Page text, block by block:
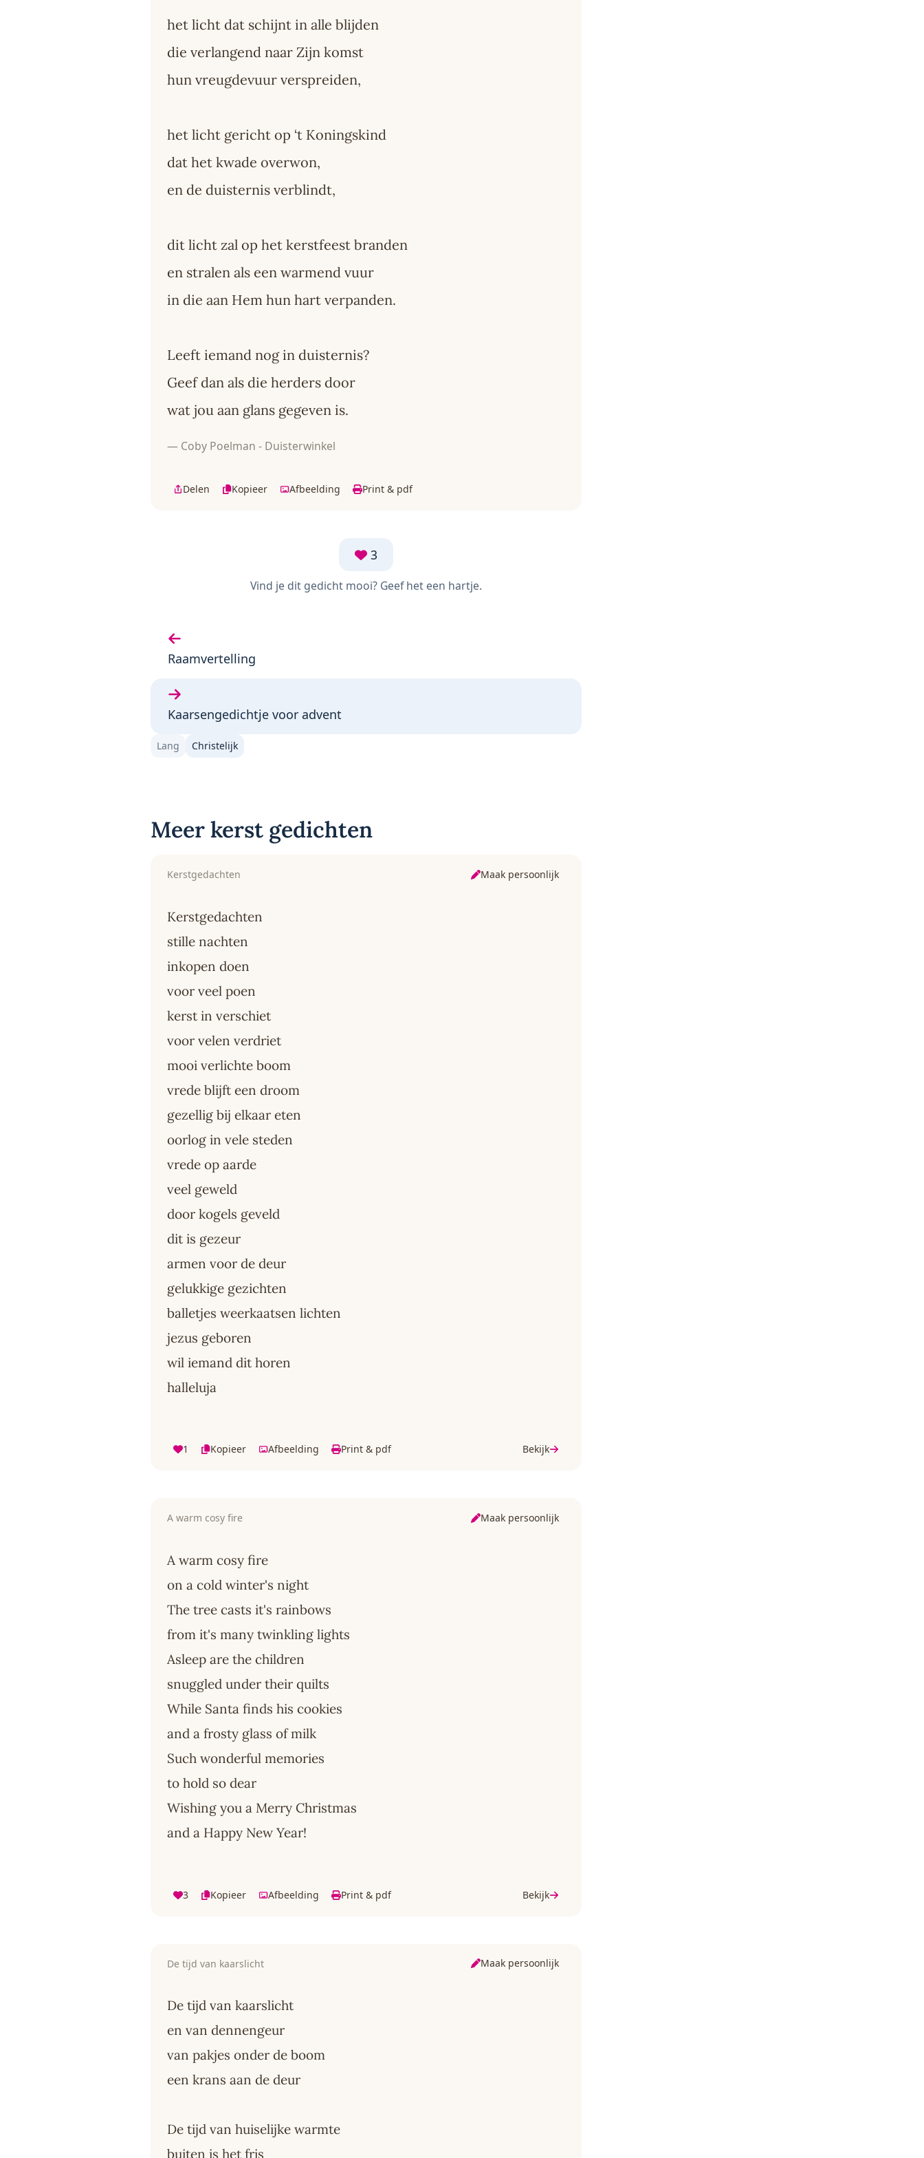
het licht dat schijnt in alle blijden
die verlangend naar Zijn komst
hun vreugdevuur verspreiden,
het licht gericht op ‘t Koningskind
dat het kwade overwon,
en de duisternis verblindt,
dit licht zal op het kerstfeest branden
en stralen als een warmend vuur
in die aan Hem hun hart verpanden.
Leeft iemand nog in duisternis?
Geef dan als die herders door
wat jou aan glans gegeven is.
— Coby Poelman - Duisterwinkel
Delen Kopieer Afbeelding Print & pdf
3
Vind je dit gedicht mooi? Geef het een hartje.
Vorige gedicht:
Raamvertelling
Volgende gedicht:
Kaarsengedichtje voor advent
Lang Christelijk
Meer kerst gedichten
Kerstgedachten Maak persoonlijk
Kerstgedachten
stille nachten
inkopen doen
voor veel poen
kerst in verschiet
voor velen verdriet
mooi verlichte boom
vrede blijft een droom
gezellig bij elkaar eten
oorlog in vele steden
vrede op aarde
veel geweld
door kogels geveld
dit is gezeur
armen voor de deur
gelukkige gezichten
balletjes weerkaatsen lichten
jezus geboren
wil iemand dit horen
halleluja
1 Kopieer Afbeelding Print & pdf Bekijk
A warm cosy fire Maak persoonlijk
A warm cosy fire
on a cold winter's night
The tree casts it's rainbows
from it's many twinkling lights
Asleep are the children
snuggled under their quilts
While Santa finds his cookies
and a frosty glass of milk
Such wonderful memories
to hold so dear
Wishing you a Merry Christmas
and a Happy New Year!
3 Kopieer Afbeelding Print & pdf Bekijk
De tijd van kaarslicht Maak persoonlijk
De tijd van kaarslicht
en van dennengeur
van pakjes onder de boom
een krans aan de deur
De tijd van huiselijke warmte
buiten is het fris